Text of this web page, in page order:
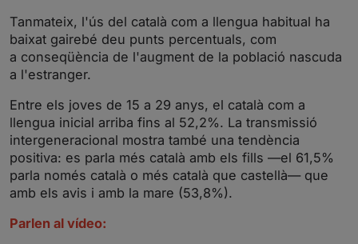
Tanmateix, l'ús del català com a llengua habitual ha
baixat gairebé deu punts percentuals, com
a conseqüència de l'augment de la població nascuda
a l'estranger.
Entre els joves de 15 a 29 anys, el català com a
llengua inicial arriba fins al 52,2%. La transmissió
intergeneracional mostra també una tendència
positiva: es parla més català amb els fills —el 61,5%
parla només català o més català que castellà— que
amb els avis i amb la mare (53,8%).
Parlen al vídeo: